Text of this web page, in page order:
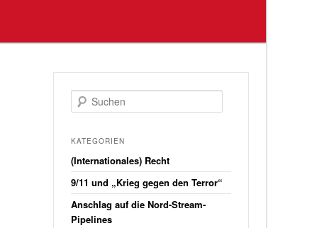
u
h
n
KATEGORIEN
(Internationales) Recht
9/11 und „Krieg gegen den Terror“
Anschlag auf die Nord-Stream-
Pipelines